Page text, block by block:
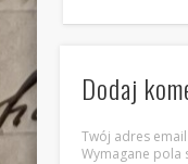
Dodaj
Twój adres
Wymagane pola